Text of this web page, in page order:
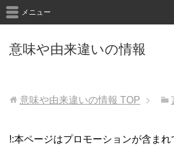
意味や由来違いの情報
メニュー
意味や由来違いの情報 TOP
!:本ページはプロモーションが含まれ